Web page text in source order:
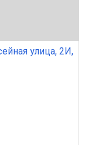
улица, 2И,